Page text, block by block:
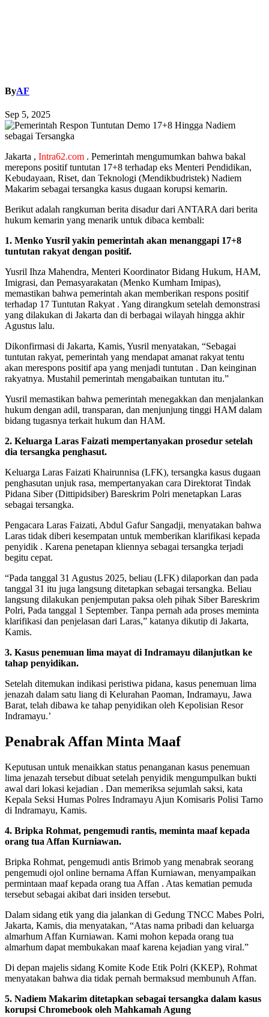
ByAF
Sep 5, 2025
Jakarta , Intra62.com . Pemerintah mengumumkan bahwa bakal
merepons positif tuntutan 17+8 terhadap eks Menteri Pendidikan,
Kebudayaan, Riset, dan Teknologi (Mendikbudristek) Nadiem
Makarim sebagai tersangka kasus dugaan korupsi kemarin.
Berikut adalah rangkuman berita disadur dari ANTARA dari berita
hukum kemarin yang menarik untuk dibaca kembali:
1. Menko Yusril yakin pemerintah akan menanggapi 17+8
tuntutan rakyat dengan positif.
Yusril Ihza Mahendra, Menteri Koordinator Bidang Hukum, HAM,
Imigrasi, dan Pemasyarakatan (Menko Kumham Imipas),
memastikan bahwa pemerintah akan memberikan respons positif
terhadap 17 Tuntutan Rakyat . Yang dirangkum setelah demonstrasi
yang dilakukan di Jakarta dan di berbagai wilayah hingga akhir
Agustus lalu.
Dikonfirmasi di Jakarta, Kamis, Yusril menyatakan, “Sebagai
tuntutan rakyat, pemerintah yang mendapat amanat rakyat tentu
akan merespons positif apa yang menjadi tuntutan . Dan keinginan
rakyatnya. Mustahil pemerintah mengabaikan tuntutan itu.”
Yusril memastikan bahwa pemerintah menegakkan dan menjalankan
hukum dengan adil, transparan, dan menjunjung tinggi HAM dalam
bidang tugasnya terkait hukum dan HAM.
2. Keluarga Laras Faizati mempertanyakan prosedur setelah
dia tersangka penghasut.
Keluarga Laras Faizati Khairunnisa (LFK), tersangka kasus dugaan
penghasutan unjuk rasa, mempertanyakan cara Direktorat Tindak
Pidana Siber (Dittipidsiber) Bareskrim Polri menetapkan Laras
sebagai tersangka.
Pengacara Laras Faizati, Abdul Gafur Sangadji, menyatakan bahwa
Laras tidak diberi kesempatan untuk memberikan klarifikasi kepada
penyidik . Karena penetapan kliennya sebagai tersangka terjadi
begitu cepat.
“Pada tanggal 31 Agustus 2025, beliau (LFK) dilaporkan dan pada
tanggal 31 itu juga langsung ditetapkan sebagai tersangka. Beliau
langsung dilakukan penjemputan paksa oleh pihak Siber Bareskrim
Polri, Pada tanggal 1 September. Tanpa pernah ada proses meminta
klarifikasi dan penjelasan dari Laras,” katanya dikutip di Jakarta,
Kamis.
3. Kasus penemuan lima mayat di Indramayu dilanjutkan ke
tahap penyidikan.
Setelah ditemukan indikasi peristiwa pidana, kasus penemuan lima
jenazah dalam satu liang di Kelurahan Paoman, Indramayu, Jawa
Barat, telah dibawa ke tahap penyidikan oleh Kepolisian Resor
Indramayu.’
Penabrak Affan Minta Maaf
Keputusan untuk menaikkan status penanganan kasus penemuan
lima jenazah tersebut dibuat setelah penyidik mengumpulkan bukti
awal dari lokasi kejadian . Dan memeriksa sejumlah saksi, kata
Kepala Seksi Humas Polres Indramayu Ajun Komisaris Polisi Tarno
di Indramayu, Kamis.
4. Bripka Rohmat, pengemudi rantis, meminta maaf kepada
orang tua Affan Kurniawan.
Bripka Rohmat, pengemudi antis Brimob yang menabrak seorang
pengemudi ojol online bernama Affan Kurniawan, menyampaikan
permintaan maaf kepada orang tua Affan . Atas kematian pemuda
tersebut sebagai akibat dari insiden tersebut.
Dalam sidang etik yang dia jalankan di Gedung TNCC Mabes Polri,
Jakarta, Kamis, dia menyatakan, “Atas nama pribadi dan keluarga
almarhum Affan Kurniawan. Kami mohon kepada orang tua
almarhum dapat membukakan maaf karena kejadian yang viral.”
Di depan majelis sidang Komite Kode Etik Polri (KKEP), Rohmat
menyatakan bahwa dia tidak pernah bermaksud membunuh Affan.
5. Nadiem Makarim ditetapkan sebagai tersangka dalam kasus
korupsi Chromebook oleh Mahkamah Agung